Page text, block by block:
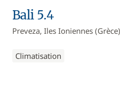
Bali 5.4
Preveza, Iles Ioniennes (Grèce)
Climatisation